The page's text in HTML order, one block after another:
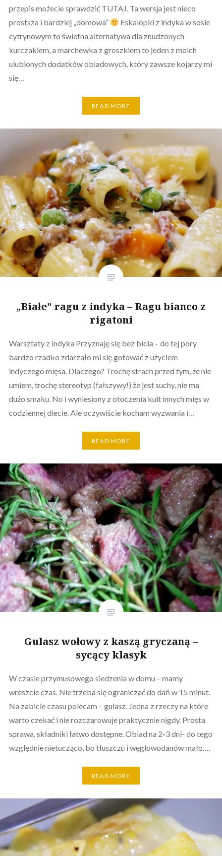
przepis możecie sprawdzić TUTAJ. Ta wersja jest nieco
prostsza i bardziej „domowa”
Eskalopki z indyka w sosie
cytrynowym to świetna alternatywa dla znudzonych
kurczakiem, a marchewka z groszkiem to jeden z moich
ulubionych dodatków obiadowych, który zawsze kojarzy mi
się…
READ MORE
„Białe” ragu z indyka – Ragu bianco z
rigatoni
Warsztaty z indyka Przyznaję się bez bicia – do tej pory
bardzo rzadko zdarzało mi się gotować z użyciem
indyczego mięsa. Dlaczego? Trochę strach przed tym, że nie
umiem, trochę stereotyp (fałszywy!) że jest suchy, nie ma
dużo smaku. No i wyniesiony z otoczenia kult innych mięs w
codziennej diecie. Ale oczywiście kocham wyzwania i…
READ MORE
Gulasz wołowy z kaszą gryczaną –
sycący klasyk
W czasie przymusowego siedzenia w domu – mamy
wreszcie czas. Nie trzeba się ograniczać do dań w 15 minut.
Na zabicie czasu polecam – gulasz. Jedna z rzeczy na które
warto czekać i nie rozczarowuje praktycznie nigdy. Prosta
sprawa, składniki łatwo dostępne. Obiad na 2-3 dni- do tego
względnie nietucząco, bo tłuszczu i węglowodanów mało….
READ MORE